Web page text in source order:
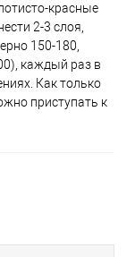
красные
2-3 слоя,
150-180,
каждый раз в
Как только
приступать к